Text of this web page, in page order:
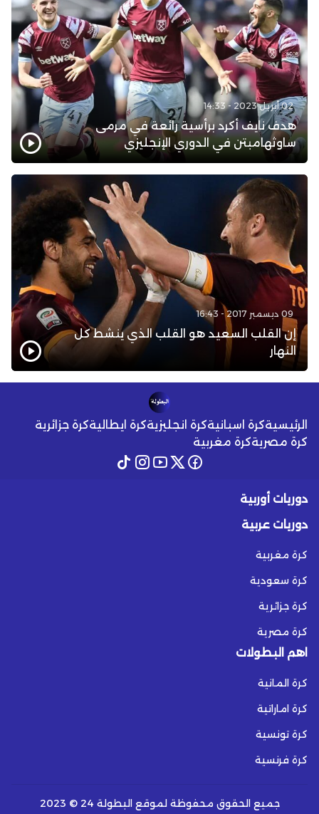
02 أبريل 2023 - 14:33
هدف نايف أكرد برأسية رائعة في مرمى
ساوثهامبتن في الدوري الإنجليزي
09 ديسمبر 2017 - 16:43
إن القلب السعيد هو القلب الذي ينشط كل
النهار
الرئيسيةكرة اسبانيةكرة انجليزيةكرة ايطاليةكرة جزائرية
كرة مصريةكرة مغربية
دوريات أوربية
دوريات عربية
كرة مغربية
كرة سعودية
كرة جزائرية
كرة مصرية
اهم البطولات
كرة المانية
كرة اماراتية
كرة تونسية
كرة فرنسية
جميع الحقوق محفوظة لموقع البطولة 24 © 2023